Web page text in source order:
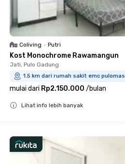
Coliving • Putri
Kost Monochrome Rawamangun
Jati, Pulo Gadung
1.5 km dari rumah sakit emc pulomas
mulai dari Rp2.150.000 /bulan
Lihat info lebih banyak